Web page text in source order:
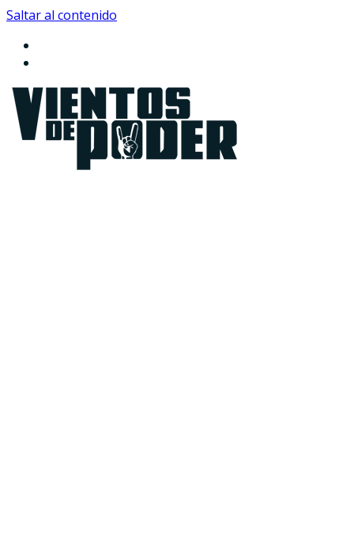
Saltar al contenido